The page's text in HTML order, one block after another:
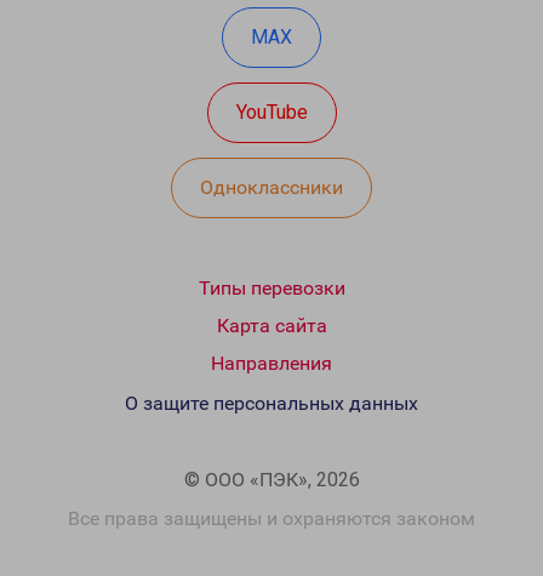
MAX
YouTube
Одноклассники
Типы перевозки
Карта сайта
Направления
© ООО «ПЭК», 2026
Все права защищены и охраняются законом
О защите персональных данных